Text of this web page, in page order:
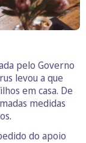
pelo Governo
levou a que
em casa. De
medidas
do apoio